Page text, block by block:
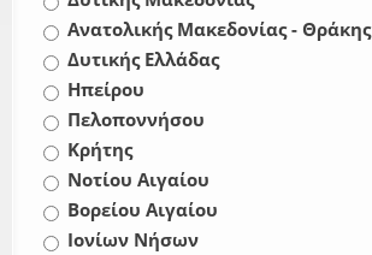
Ανατολικής Μακεδονίας - Θράκης
Δυτικής Ελλάδας
Ηπείρου
Πελοποννήσου
Κρήτης
Νοτίου Αιγαίου
Βορείου Αιγαίου
Ιονίων Νήσων